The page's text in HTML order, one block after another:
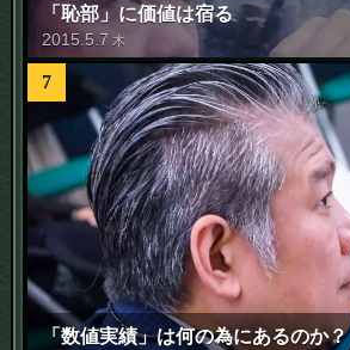
「恥部」に価値は宿る
2015 5 .7 木
7
「数値実績」は何の為にあるのか？